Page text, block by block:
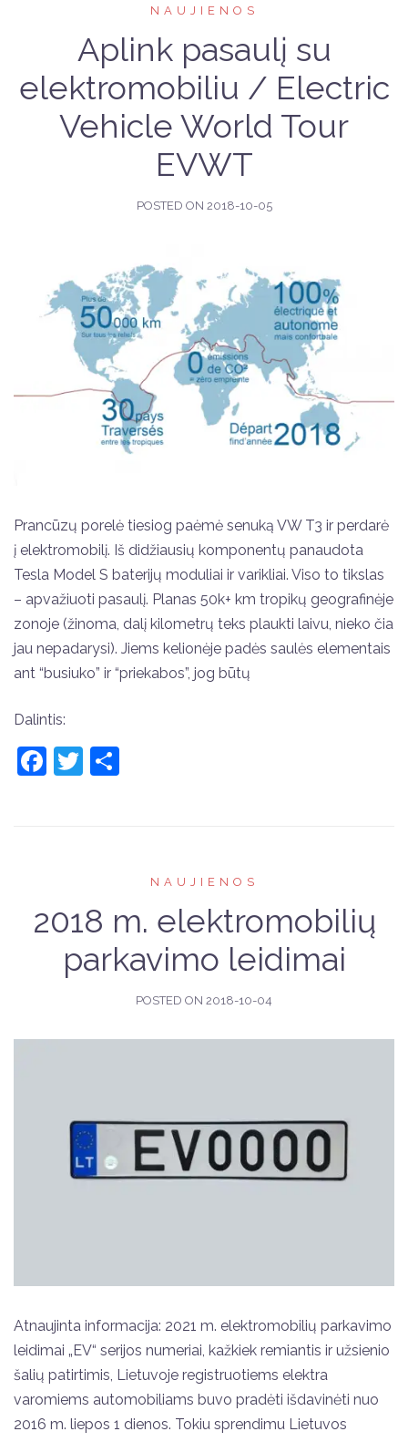
NAUJIENOS
Aplink pasaulį su
elektromobiliu / Electric
Vehicle World Tour
EVWT
POSTED ON 2018-10-05
Prancūzų porelė tiesiog paėmė senuką VW T3 ir perdarė
į elektromobilį. Iš didžiausių komponentų panaudota
Tesla Model S baterijų moduliai ir varikliai. Viso to tikslas
– apvažiuoti pasaulį. Planas 50k+ km tropikų geografinėje
zonoje (žinoma, dalį kilometrų teks plaukti laivu, nieko čia
jau nepadarysi). Jiems kelionėje padės saulės elementais
ant “busiuko” ir “priekabos”, jog būtų
Dalintis:
Facebook
Twitter
NAUJIENOS
2018 m. elektromobilių
parkavimo leidimai
POSTED ON 2018-10-04
Atnaujinta informacija: 2021 m. elektromobilių parkavimo
leidimai „EV“ serijos numeriai, kažkiek remiantis ir užsienio
šalių patirtimis, Lietuvoje registruotiems elektra
varomiems automobiliams buvo pradėti išdavinėti nuo
2016 m. liepos 1 dienos. Tokiu sprendimu Lietuvos